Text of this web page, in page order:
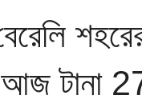
টানা